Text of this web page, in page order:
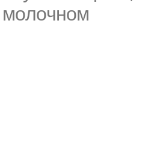
мoлoчнoм